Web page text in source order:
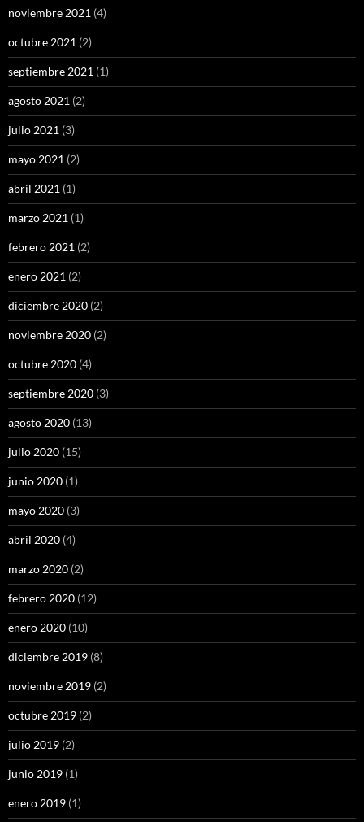
noviembre 2021 (4)
octubre 2021 (2)
septiembre 2021 (1)
agosto 2021 (2)
julio 2021 (3)
mayo 2021 (2)
abril 2021 (1)
marzo 2021 (1)
febrero 2021 (2)
enero 2021 (2)
diciembre 2020 (2)
noviembre 2020 (2)
octubre 2020 (4)
septiembre 2020 (3)
agosto 2020 (13)
julio 2020 (15)
junio 2020 (1)
mayo 2020 (3)
abril 2020 (4)
marzo 2020 (2)
febrero 2020 (12)
enero 2020 (10)
diciembre 2019 (8)
noviembre 2019 (2)
octubre 2019 (2)
julio 2019 (2)
junio 2019 (1)
enero 2019 (1)